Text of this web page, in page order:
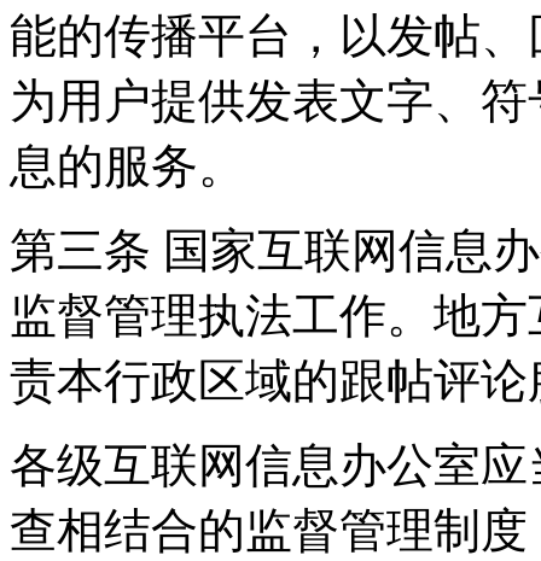
能的传播平台，以发帖
为用户提供发表文字、
息的服务。
第三条 国家互联网信息
监督管理执法工作。地
责本行政区域的跟帖评
各级互联网信息办公室
查相结合的监督管理制